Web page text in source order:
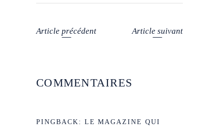
Article précédent Article suivant
COMMENTAIRES
PINGBACK: LE MAGAZINE QUI